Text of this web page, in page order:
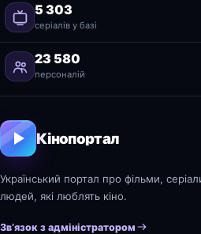
5 303
серіалів у базі
23 580
персоналій
Кінопортал
Український портал про фільми,
людей, які люблять кіно.
Зв’язок з адміністратором